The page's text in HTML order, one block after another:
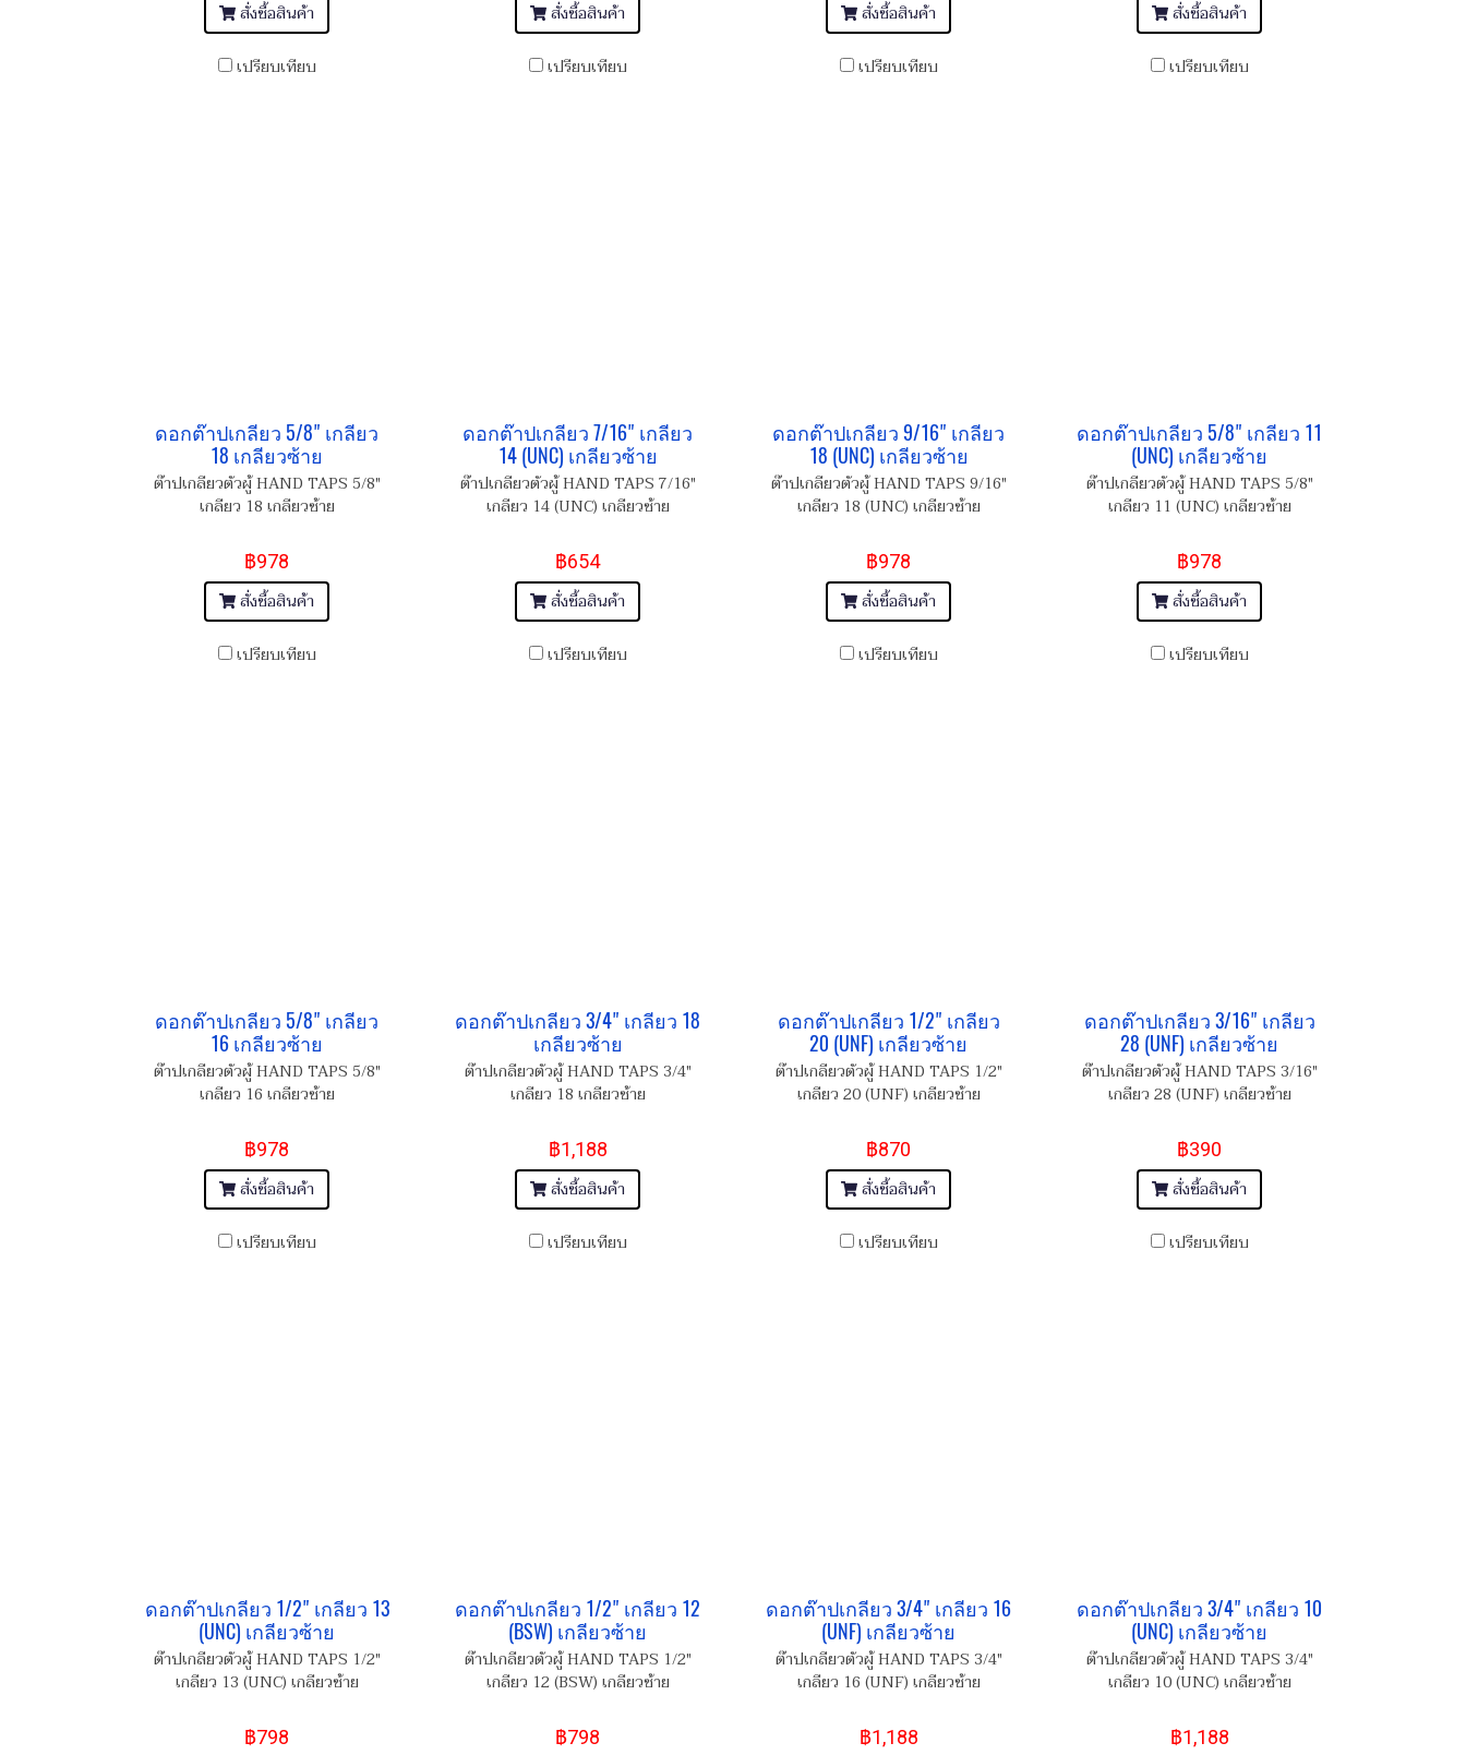
สั่งซื้อสินค้า
เปรียบเทียบ
สั่งซื้อสินค้า
เปรียบเทียบ
สั่งซื้อสินค้า
เปรียบเทียบ
สั่งซื้อสินค้า
เปรียบเทียบ
ดอกต๊าปเกลียว 5/8" เกลียว
18 เกลียวซ้าย
ต๊าปเกลียวตัวผู้ HAND TAPS 5/8"
เกลียว 18 เกลียวซ้าย
฿978
สั่งซื้อสินค้า
เปรียบเทียบ
ดอกต๊าปเกลียว 7/16" เกลียว
14 (UNC) เกลียวซ้าย
ต๊าปเกลียวตัวผู้ HAND TAPS 7/16"
เกลียว 14 (UNC) เกลียวซ้าย
฿654
สั่งซื้อสินค้า
เปรียบเทียบ
ดอกต๊าปเกลียว 9/16" เกลียว
18 (UNC) เกลียวซ้าย
ต๊าปเกลียวตัวผู้ HAND TAPS 9/16"
เกลียว 18 (UNC) เกลียวซ้าย
฿978
สั่งซื้อสินค้า
เปรียบเทียบ
ดอกต๊าปเกลียว 5/8" เกลียว 11
(UNC) เกลียวซ้าย
ต๊าปเกลียวตัวผู้ HAND TAPS 5/8"
เกลียว 11 (UNC) เกลียวซ้าย
฿978
สั่งซื้อสินค้า
เปรียบเทียบ
ดอกต๊าปเกลียว 5/8" เกลียว
16 เกลียวซ้าย
ต๊าปเกลียวตัวผู้ HAND TAPS 5/8"
เกลียว 16 เกลียวซ้าย
฿978
สั่งซื้อสินค้า
เปรียบเทียบ
ดอกต๊าปเกลียว 3/4" เกลียว 18
เกลียวซ้าย
ต๊าปเกลียวตัวผู้ HAND TAPS 3/4"
เกลียว 18 เกลียวซ้าย
฿1,188
สั่งซื้อสินค้า
เปรียบเทียบ
ดอกต๊าปเกลียว 1/2" เกลียว
20 (UNF) เกลียวซ้าย
ต๊าปเกลียวตัวผู้ HAND TAPS 1/2"
เกลียว 20 (UNF) เกลียวซ้าย
฿870
สั่งซื้อสินค้า
เปรียบเทียบ
ดอกต๊าปเกลียว 3/16" เกลียว
28 (UNF) เกลียวซ้าย
ต๊าปเกลียวตัวผู้ HAND TAPS 3/16"
เกลียว 28 (UNF) เกลียวซ้าย
฿390
สั่งซื้อสินค้า
เปรียบเทียบ
ดอกต๊าปเกลียว 1/2" เกลียว 13
(UNC) เกลียวซ้าย
ต๊าปเกลียวตัวผู้ HAND TAPS 1/2"
เกลียว 13 (UNC) เกลียวซ้าย
฿798
ดอกต๊าปเกลียว 1/2" เกลียว 12
(BSW) เกลียวซ้าย
ต๊าปเกลียวตัวผู้ HAND TAPS 1/2"
เกลียว 12 (BSW) เกลียวซ้าย
฿798
ดอกต๊าปเกลียว 3/4" เกลียว 16
(UNF) เกลียวซ้าย
ต๊าปเกลียวตัวผู้ HAND TAPS 3/4"
เกลียว 16 (UNF) เกลียวซ้าย
฿1,188
ดอกต๊าปเกลียว 3/4" เกลียว 10
(UNC) เกลียวซ้าย
ต๊าปเกลียวตัวผู้ HAND TAPS 3/4"
เกลียว 10 (UNC) เกลียวซ้าย
฿1,188